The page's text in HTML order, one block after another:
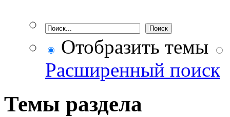
Отобразить темы
Расширенный поиск
Темы раздела